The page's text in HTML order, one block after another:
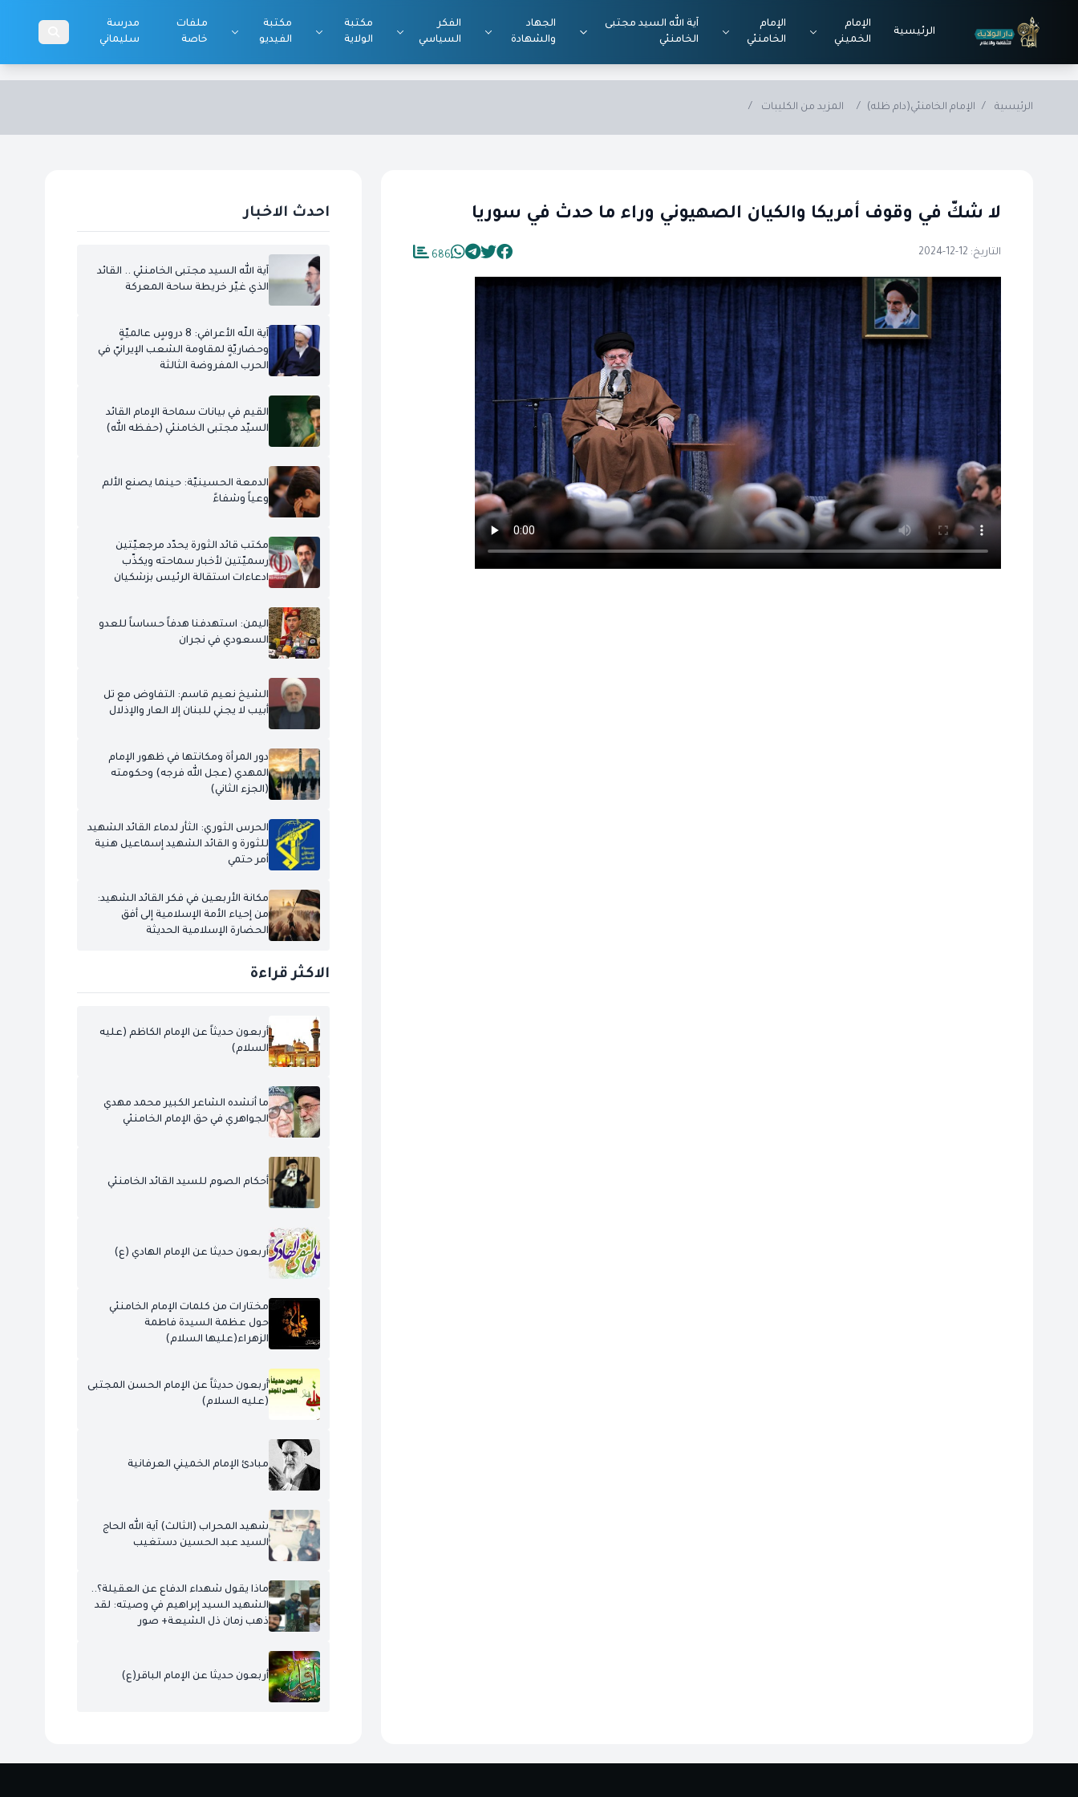
الرئيسية
الإمام
الخميني
الإمام
الخامنئي
آية الله السيد مجتبى
الخامنئي
الجهاد
والشهادة
الفكر
السياسي
مكتبة
الولاية
مكتبة
الفيديو
ملفات
خاصة
مدرسة
سليماني
الرئيسية / الإمام الخامنئي(دام ظله) / المزيد من الكليبات /
لا شكّ في وقوف أمريكا والكيان الصهيوني وراء ما حدث في سوريا
التاريخ: 12-12-2024 686
احدث الاخبار
آية الله السيد مجتبى الخامنئي .. القائد
الذي غيّر خريطة ساحة المعركة
آية اللّه الأعرافي: 8 دروسٍ عالميّةٍ
وحضاريّةٍ لمقاومة الشعب الإيرانيّ في
الحرب المفروضة الثالثة
القيم في بيانات سماحة الإمام القائد
السيّد مجتبى الخامنئي (حفظه الله)
الدمعة الحسينيّة: حينما يصنع الألم
وعياً وشفاءً
مكتب قائد الثورة يحدّد مرجعيّتين
رسميّتين لأخبار سماحته ويكذّب
ادعاءات استقالة الرئيس بزشكيان
اليمن: استهدفنا هدفاً حساساً للعدو
السعودي في نجران
الشيخ نعيم قاسم: التفاوض مع تل
أبيب لا يجني للبنان إلا العار والإذلال
دور المرأة ومكانتها في ظهور الإمام
المهدي (عجل الله فرجه) وحكومته
(الجزء الثاني)
الحرس الثوري: الثأر لدماء القائد الشهيد
للثورة و القائد الشهيد إسماعيل هنية
أمر حتمي
مكانة الأربعين في فكر القائد الشهيد:
من إحياء الأمة الإسلامية إلى أفق
الحضارة الإسلامية الحديثة
الاكثر قراءة
أربعون حديثاً عن الإمام الكاظم (عليه
السلام)
ما أنشده الشاعر الكبير محمد مهدي
الجواهري في حق الإمام الخامنئي
أحكام الصوم للسيد القائد الخامنئي
أربعون حديثا عن الإمام الهادي (ع)
مختارات من كلمات الإمام الخامنئي
حول عظمة السيدة فاطمة
الزهراء(عليها السلام)
أربعون حديثاً عن الإمام الحسن المجتبى
(عليه السلام)
مبادئ الإمام الخميني العرفانية
شهيد المحراب (الثالث) آية الله الحاج
السيد عبد الحسين دستغيب
ماذا يقول شهداء الدفاع عن العقيلة؟..
الشهيد السيد إبراهيم في وصيته: لقد
ذهب زمان ذل الشيعة+ صور
أربعون حديثا عن الإمام الباقر(ع)